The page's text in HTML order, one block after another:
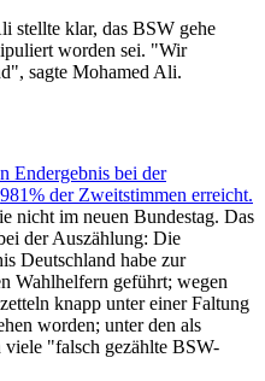
stellte klar, das BSW gehe
worden sei. "Wir
sagte Mohamed Ali.
Endergebnis bei der
der Zweitstimmen erreicht.
nicht im neuen Bundestag. Das
der Auszählung: Die
Deutschland habe zur
Wahlhelfern geführt; wegen
knapp unter einer Faltung
worden; unter den als
viele "falsch gezählte BSW-